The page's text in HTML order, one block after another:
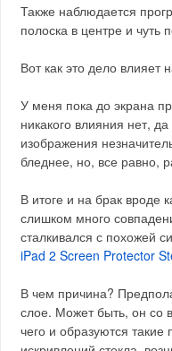
Также наблюдается
полоска в центре и чуть
Вот как это дело влияет
У меня пока до экрана
никакого влияния нет,
изображения
бледнее, но, все равно,
В итоге и на брак вроде
слишком много
сталкивался с похожей
iPad 2 Screen Protector
В чем причина?
слое. Может быть, он со
чего и образуются